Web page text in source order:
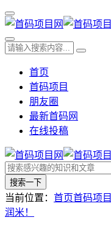
首页
首码项目
朋友圈
最新首码网
在线投稿
搜索一下
当前位置： 首页首码项目
润米！